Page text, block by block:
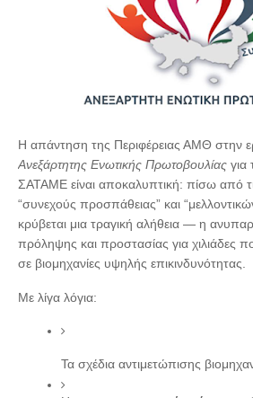
Η απάντηση της Περιφέρειας ΑΜΘ στην
Ανεξάρτητης Ενωτικής Πρωτοβουλίας για
ΣΑΤΑΜΕ είναι αποκαλυπτική: πίσω από
“συνεχούς προσπάθειας” και
κρύβεται μια τραγική αλήθεια — η
πρόληψης και προστασίας για χιλιάδες
σε βιομηχανίες υψηλής επικινδυνότητας.
Με λίγα λόγια:
Τα σχέδια αντιμετώπισης